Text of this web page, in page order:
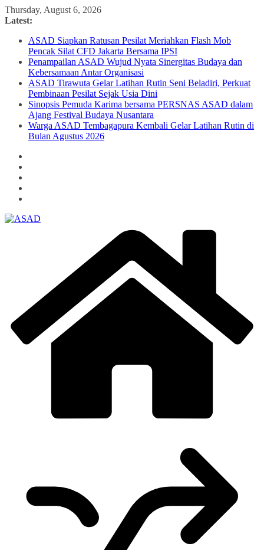
Skip
to
Thursday, August 6, 2026
Latest:
ASAD Siapkan Ratusan Pesilat Meriahkan Flash Mob
Pencak Silat CFD Jakarta Bersama IPSI
Penampailan ASAD Wujud Nyata Sinergitas Budaya dan
Kebersamaan Antar Organisasi
ASAD Tirawuta Gelar Latihan Rutin Seni Beladiri, Perkuat
Pembinaan Pesilat Sejak Usia Dini
Sinopsis Pemuda Karima bersama PERSNAS ASAD dalam
Ajang Festival Budaya Nusantara
Warga ASAD Tembagapura Kembali Gelar Latihan Rutin di
Bulan Agustus 2026